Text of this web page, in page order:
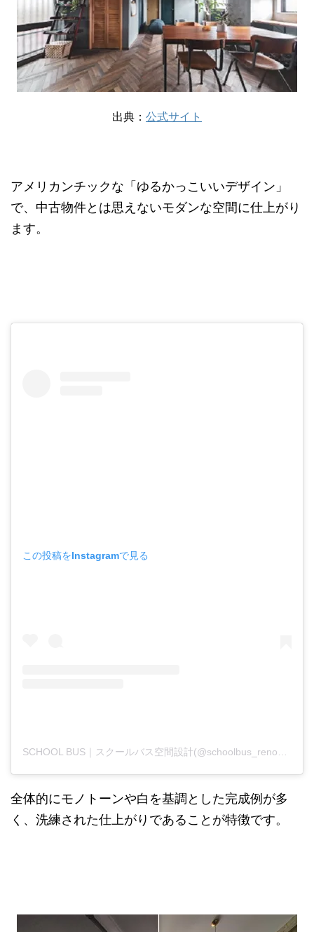
出典： 公式サイト
アメリカンチックな「ゆるかっこいいデザイン」
で、中古物件とは思えないモダンな空間に仕上がり
ます。
この投稿をInstagramで見る
SCHOOL BUS｜スクールバス空間設計(@schoolbus_renovation)がシェアした投稿
全体的にモノトーンや白を基調とした完成例が多
く、洗練された仕上がりであることが特徴です。